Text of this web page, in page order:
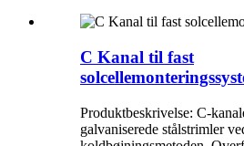
C Kanal til fast
Produktbeskrivelse: C-
galvaniserede stålstrimler